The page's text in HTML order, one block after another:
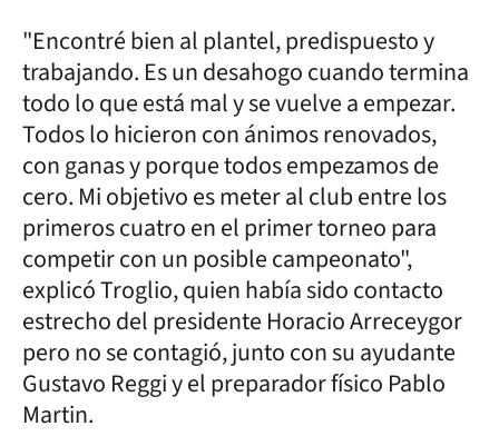
"Encontré bien al plantel, predispuesto y
trabajando. Es un desahogo cuando termina
todo lo que está mal y se vuelve a empezar.
Todos lo hicieron con ánimos renovados,
con ganas y porque todos empezamos de
cero. Mi objetivo es meter al club entre los
primeros cuatro en el primer torneo para
competir con un posible campeonato",
explicó Troglio, quien había sido contacto
estrecho del presidente Horacio Arreceygor
pero no se contagió, junto con su ayudante
Gustavo Reggi y el preparador físico Pablo
Martin.